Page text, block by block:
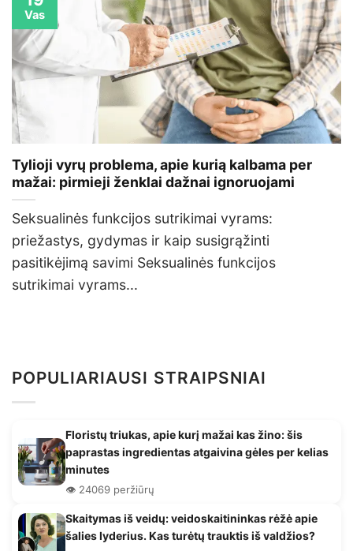
Tylioji vyrų problema, apie kurią kalbama per
mažai: pirmieji ženklai dažnai ignoruojami
Seksualinės funkcijos sutrikimai vyrams:
priežastys, gydymas ir kaip susigrąžinti
pasitikėjimą savimi Seksualinės funkcijos
sutrikimai vyrams...
Vas
POPULIARIAUSI STRAIPSNIAI
Floristų triukas, apie kurį mažai kas žino: šis
paprastas ingredientas atgaivina gėles per kelias
minutes
👁️ 24069 peržiūrų
Skaitymas iš veidų: veidoskaitininkas rėžė apie
šalies lyderius. Kas turėtų trauktis iš valdžios?